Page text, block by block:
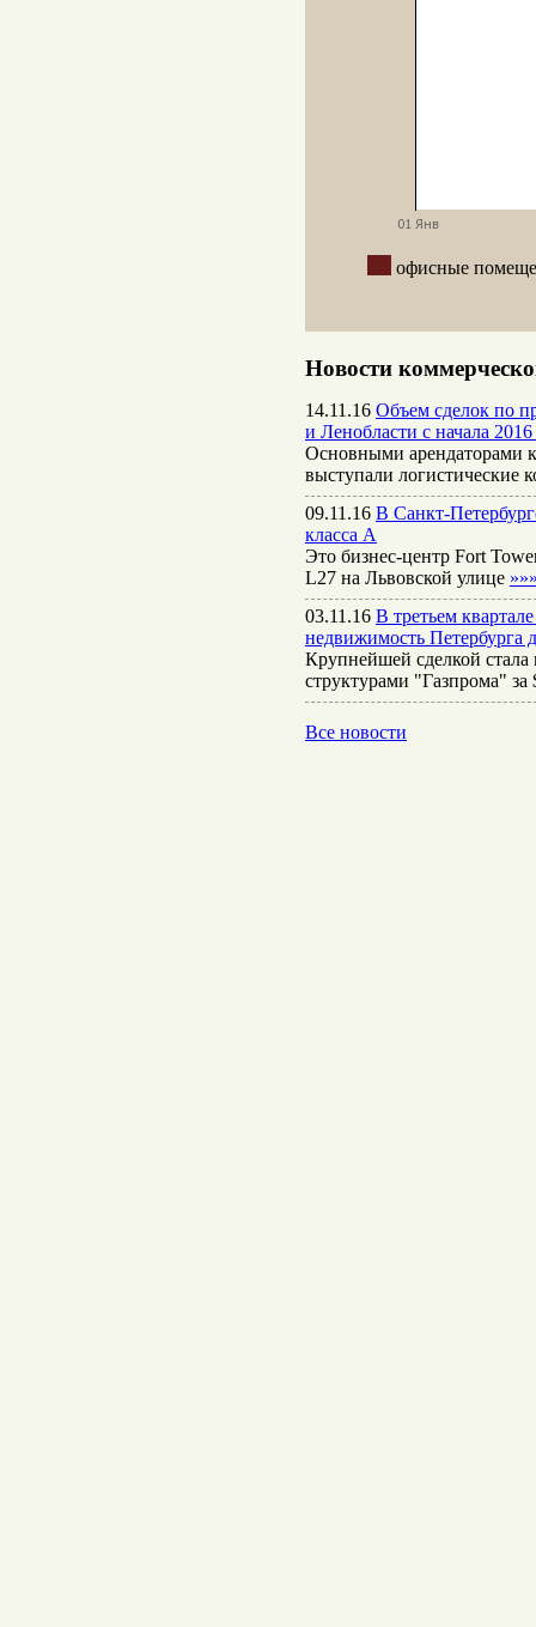
офисные
Новости
14.11.16 Объем сделок по
и Ленобласти с начала
Основными арендаторами
выступали логистические
09.11.16 В Санкт-
класса А
Это бизнес-центр Fort
L27 на Львовской улице
03.11.16 В третьем
недвижимость Петербурга
Крупнейшей сделкой стала
структурами "Газпрома"
Все новости